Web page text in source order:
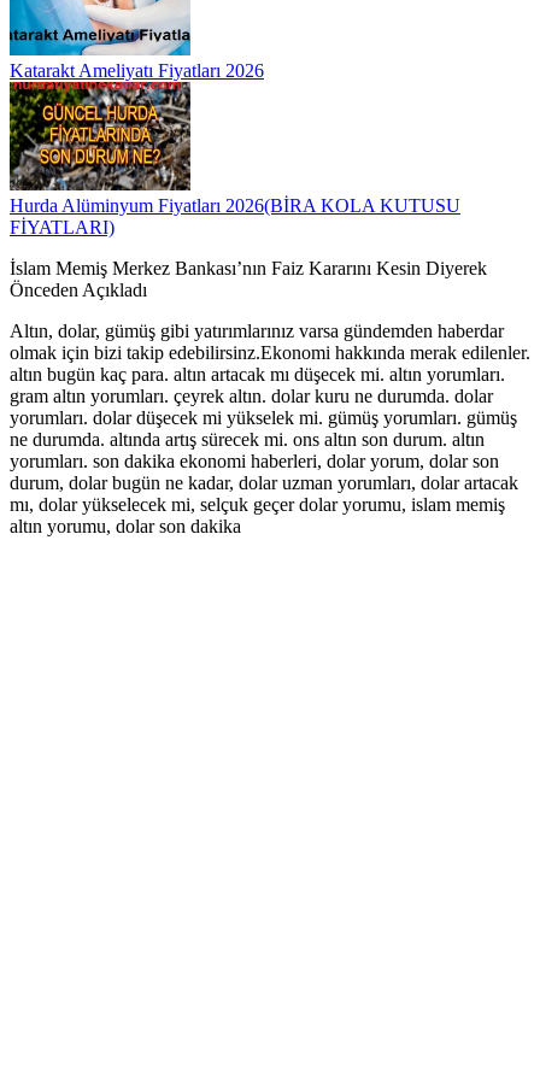
Katarakt Ameliyatı Fiyatları 2026
Hurda Alüminyum Fiyatları 2026(BİRA KOLA KUTUSU
FİYATLARI)
İslam Memiş Merkez Bankası’nın Faiz Kararını Kesin Diyerek
Önceden Açıkladı
Altın, dolar, gümüş gibi yatırımlarınız varsa gündemden haberdar
olmak için bizi takip edebilirsinz.Ekonomi hakkında merak edilenler.
altın bugün kaç para. altın artacak mı düşecek mi. altın yorumları.
gram altın yorumları. çeyrek altın. dolar kuru ne durumda. dolar
yorumları. dolar düşecek mi yükselek mi. gümüş yorumları. gümüş
ne durumda. altında artış sürecek mi. ons altın son durum. altın
yorumları. son dakika ekonomi haberleri, dolar yorum, dolar son
durum, dolar bugün ne kadar, dolar uzman yorumları, dolar artacak
mı, dolar yükselecek mi, selçuk geçer dolar yorumu, islam memiş
altın yorumu, dolar son dakika